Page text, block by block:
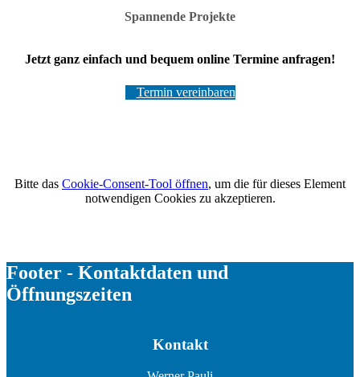
Spannende Projekte
Jetzt ganz einfach und bequem online Termine anfragen!
Termin vereinbaren
Bitte das Cookie-Consent-Tool öffnen, um die für dieses Element
notwendigen Cookies zu akzeptieren.
Footer - Kontaktdaten und
Öffnungszeiten
Kontakt